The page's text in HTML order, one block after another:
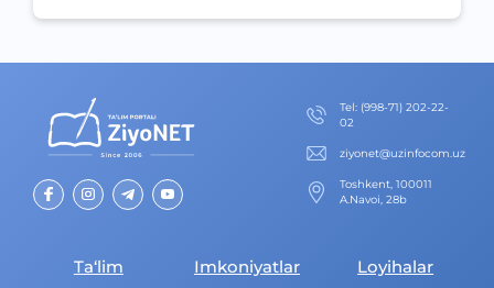
Теl: (998-71) 202-22-
02
ziyonet@uzinfocom.uz
Toshkent, 100011
A.Navoi, 28b
Ta‘lim Imkoniyatlar Loyihalar